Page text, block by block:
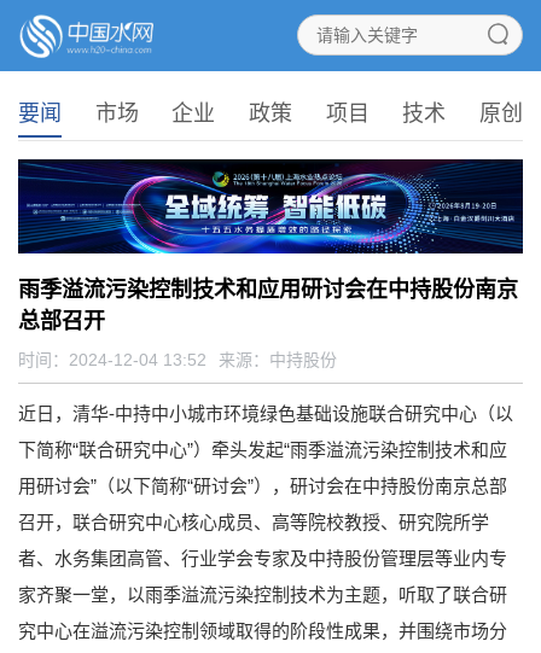
要闻 市场 企业 政策 项目 技术 原创
雨季溢流污染控制技术和应用研讨会在中持股份南京
总部召开
时间：2024-12-04 13:52 来源： 中持股份
近日，清华-中持中小城市环境绿色基础设施联合研究中心（以
下简称“联合研究中心”）牵头发起“雨季溢流污染控制技术和应
用研讨会”（以下简称“研讨会”），研讨会在中持股份南京总部
召开，联合研究中心核心成员、高等院校教授、研究院所学
者、水务集团高管、行业学会专家及中持股份管理层等业内专
家齐聚一堂，以雨季溢流污染控制技术为主题，听取了联合研
究中心在溢流污染控制领域取得的阶段性成果，并围绕市场分